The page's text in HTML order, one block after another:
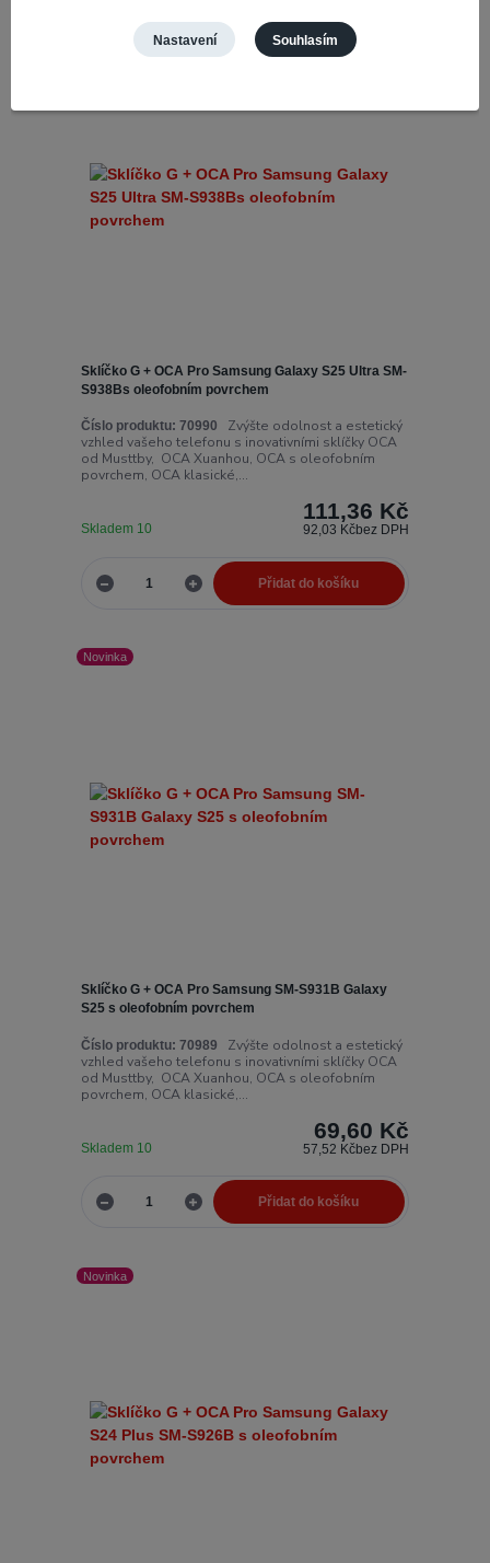
Sklíčko G + OCA Pro Samsung Galaxy S25 Ultra SM-
S938Bs oleofobním povrchem
Číslo produktu: 70990
Zvýšte odolnost a estetický
vzhled vašeho telefonu s inovativními sklíčky OCA
od Musttby, OCA Xuanhou, OCA s oleofobním
povrchem, OCA klasické,...
111,36 Kč
92,03 Kčbez DPH
Skladem 10
Přidat do košíku
Novinka
Sklíčko G + OCA Pro Samsung SM-S931B Galaxy
S25 s oleofobním povrchem
Číslo produktu: 70989
Zvýšte odolnost a estetický
vzhled vašeho telefonu s inovativními sklíčky OCA
od Musttby, OCA Xuanhou, OCA s oleofobním
povrchem, OCA klasické,...
69,60 Kč
57,52 Kčbez DPH
Skladem 10
Přidat do košíku
Novinka
Nastavení Souhlasím